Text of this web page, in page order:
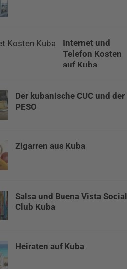
Internet und
Telefon Kosten
auf Kuba
Der kubanische CUC und der
PESO
Zigarren aus Kuba
Salsa und Buena Vista Social
Club Kuba
Heiraten auf Kuba